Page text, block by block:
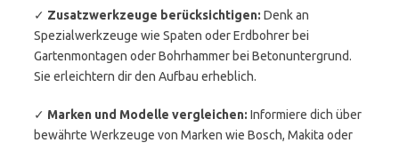
✓ Zusatzwerkzeuge berücksichtigen: Denk an
Spezialwerkzeuge wie Spaten oder Erdbohrer bei
Gartenmontagen oder Bohrhammer bei Betonuntergrund.
Sie erleichtern dir den Aufbau erheblich.
✓ Marken und Modelle vergleichen: Informiere dich über
bewährte Werkzeuge von Marken wie Bosch, Makita oder